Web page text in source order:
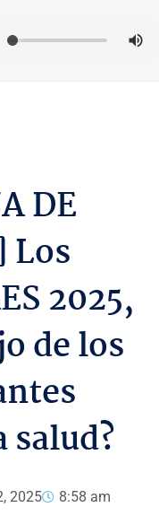
DE
Los
2025,
de los
salud?
2025
8:58 am